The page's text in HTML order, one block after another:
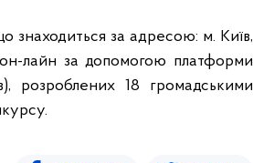
знаходиться за адресою: м. Київ,
лайн за допомогою платформи
розроблених 18 громадськими